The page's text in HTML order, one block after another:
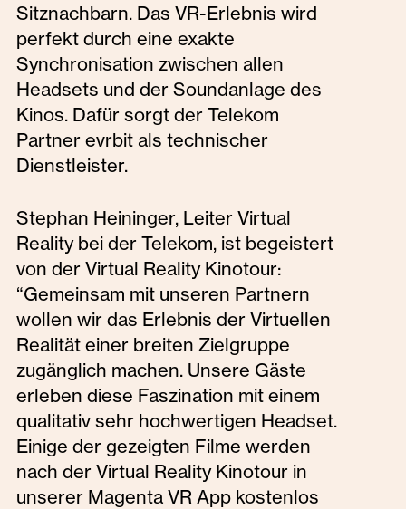
Sitznachbarn. Das VR-Erlebnis wird
perfekt durch eine exakte
Synchronisation zwischen allen
Headsets und der Soundanlage des
Kinos. Dafür sorgt der Telekom
Partner evrbit als technischer
Dienstleister.
Stephan Heininger, Leiter Virtual
Reality bei der Telekom, ist begeistert
von der Virtual Reality Kinotour:
“Gemeinsam mit unseren Partnern
wollen wir das Erlebnis der Virtuellen
Realität einer breiten Zielgruppe
zugänglich machen. Unsere Gäste
erleben diese Faszination mit einem
qualitativ sehr hochwertigen Headset.
Einige der gezeigten Filme werden
nach der Virtual Reality Kinotour in
unserer Magenta VR App kostenlos